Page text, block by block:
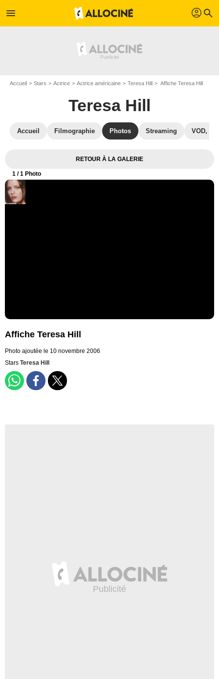
menu profil search
Accueil Stars Actrice Actrice américaine Teresa Hill Affiche Teresa Hill
Teresa Hill
Accueil Filmographie Photos Streaming VOD,
RETOUR À LA GALERIE
1 / 1 Photo
Affiche Teresa Hill
Photo ajoutée le 10 novembre 2006
Stars Teresa Hill